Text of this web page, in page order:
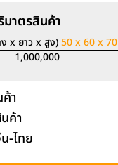
าตรสินค้า
x ยาว x สูง)50 x 60 x 70
1,000,000
า
ค้า
-ไทย